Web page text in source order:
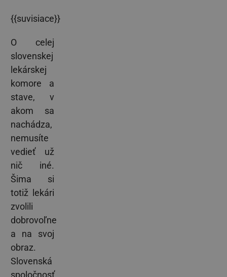
{{suvisiace}}
O celej
slovenskej
lekárskej
komore a
stave, v
akom sa
nachádza,
nemusíte
vedieť už
nič iné.
Šima si
totiž lekári
zvolili
dobrovoľne
a na svoj
obraz.
Slovenská